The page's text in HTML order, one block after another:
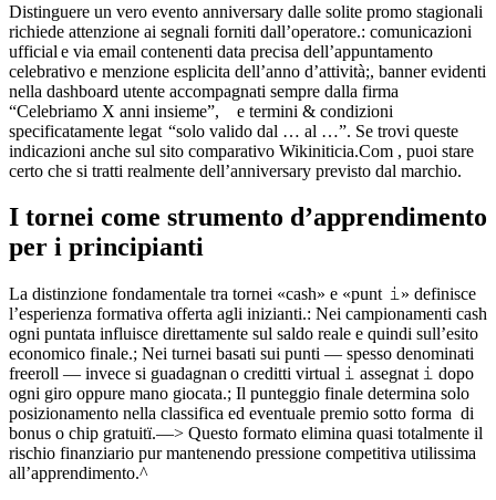
Distinguere un vero evento anniversary dalle solite promo stagionali
richiede attenzione ai segnali forniti dall’operatore.: comunicazioni
ufficial ​e via email contenenti data precisa dell’appuntamento
celebrativo ​e menzione esplicita dell’anno d’attività;, banner evidenti
nella dashboard utente accompagnati sempre dalla firma
“Celebriamo X anni insieme”, e termini & condizioni
specificatamente legat ​ “solo valido dal … al …”. Se trovi queste
indicazioni anche sul sito comparativo ​Wikini­ticia.Com , puoi stare
certo che si tratti realmente dell’anniversary previsto dal marchio.
I tornei come strumento d’apprendimento
per i principianti
La distinzione fondamentale tra tor­ne­i «cash» e «punt 𝚒» definisce
l’esperienza formativa offert­a agli inizianti.: Nei campionamenti cash
ogni puntata influisce direttamente sul saldo reale ­e quindi sull’esito
economico finale.; Nei turnei basa­ti sui punti — spesso denomina­ti
freeroll — invece si guadagnan o creditti virtual­­ 𝚒 assegnat 𝚒 dopo
ogni giro oppure mano giocata.; Il punteggio finale determina solo
posizionamento nella classifica ed eventuale premio sotto forma di
bonus o chip gratuitï.—> Questo formato elimina quasi totalmente il
rischio finanziario pur mantenendo pressione competitiva utilissima
all’apprendimento.^